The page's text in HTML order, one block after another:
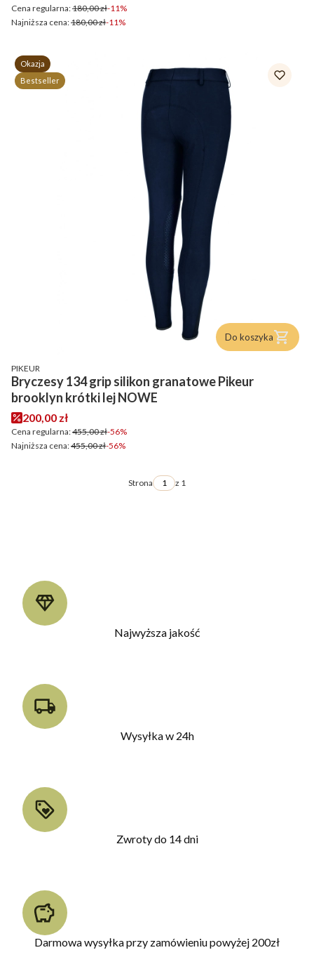
Cena regularna:180,00 zł-11%
Najniższa cena:180,00 zł-11%
Okazja
Bestseller
Do koszyka
PRODUCENT
PIKEUR
Bryczesy 134 grip silikon granatowe Pikeur
brooklyn krótki lej NOWE
Cena promocyjna
200,00 zł
Cena regularna:455,00 zł-56%
Najniższa cena:455,00 zł-56%
Strona z 1
Najwyższa jakość
Wysyłka w 24h
Zwroty do 14 dni
Darmowa wysyłka przy zamówieniu powyżej 200zł